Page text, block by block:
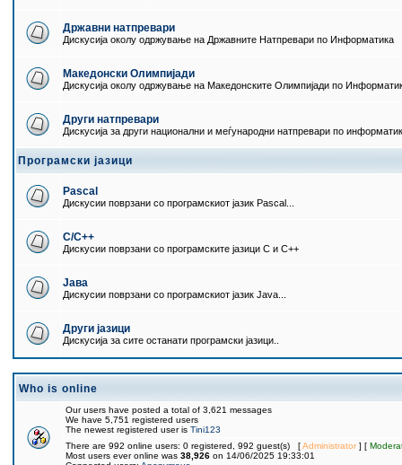
Државни натпревари
Дискусија околу одржување на Државните Натпревари по Информатика
Македонски Олимпијади
Дискусија околу одржување на Македонските Олимпијади по
Други натпревари
Дискусија за други национални и меѓународни натпревари по
Програмски јазици
Pascal
Дискусии поврзани со програмскиот јазик Pascal...
C/C++
Дискусии поврзани со програмските јазици C и C++
Јава
Дискусии поврзани со програмскиот јазик Java...
Други јазици
Дискусија за сите останати програмски јазици..
Who is online
Our users have posted a total of 3,621 messages
We have 5,751 registered users
The newest registered user is Tini123
There are 992 online users: 0 registered, 992 guest(s) [Administrator] [
Most users ever online was 38,926 on 14/06/2025 19:33:01